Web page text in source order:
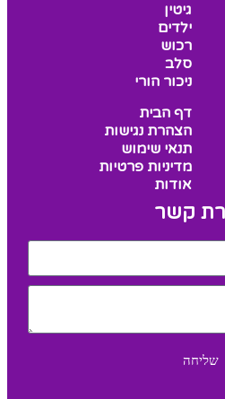
גיטין
ילדים
רכוש
סלב
ניכור הורי
דף הבית
הצהרת נגישות
תנאי שימוש
מדיניות פרטיות
אודות
קשר
שליחה